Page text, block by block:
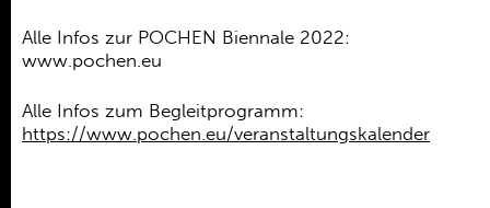
Alle Infos zur POCHEN Biennale 2022:
www.pochen.eu
Alle Infos zum Begleitprogramm:
https://www.pochen.eu/veranstaltungskalender